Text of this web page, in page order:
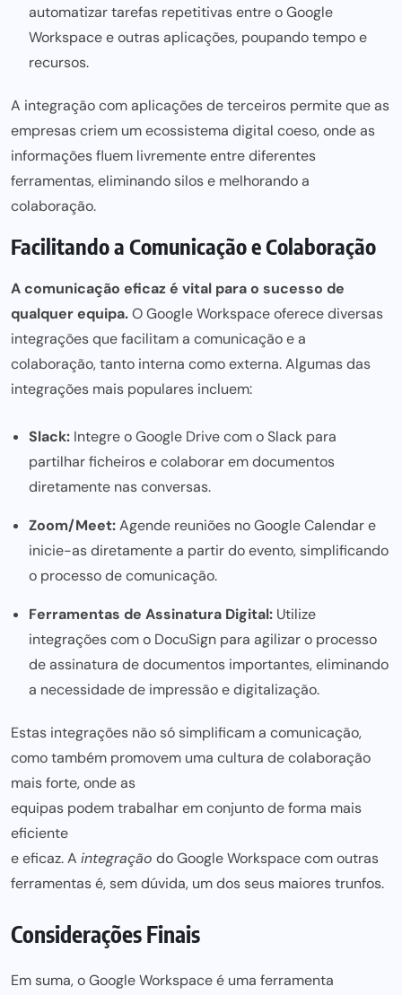
automatizar tarefas repetitivas entre o Google
Workspace e outras aplicações, poupando tempo e
recursos.
A integração com aplicações de terceiros permite que as
empresas criem um ecossistema digital coeso, onde as
informações fluem livremente entre diferentes
ferramentas, eliminando silos e melhorando a
colaboração.
Facilitando a Comunicação e Colaboração
Acomunicação eficazé vital para o sucesso de
qualquer equipa.O Google Workspace oferece diversas
integrações que facilitam a comunicação e a
colaboração, tanto interna como externa. Algumas das
integrações mais populares incluem:
Slack: Integre o Google Drive com o Slack para
partilhar ficheiros e colaborar em documentos
diretamente nas conversas.
Zoom/Meet:Agende reuniões no Google Calendar e
inicie-as diretamente a partir do evento, simplificando
o processo de comunicação.
Ferramentas de Assinatura Digital: Utilize
integrações com o DocuSign para agilizar o processo
de assinatura de documentos importantes, eliminando
a necessidade de impressão e digitalização.
Estas integrações não só simplificam a comunicação,
como também promovem uma cultura de colaboração
mais forte, onde as
equipas podem trabalhar em conjunto de forma mais
eficiente
e eficaz. A integração doGoogle Workspacecom outras
ferramentas é, sem dúvida, um dos seus maiores trunfos.
Considerações Finais
Em suma, o Google Workspace é uma ferramenta